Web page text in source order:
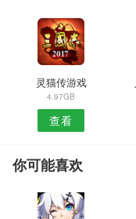
灵猫传游戏
4.97GB
查看
你可能喜欢